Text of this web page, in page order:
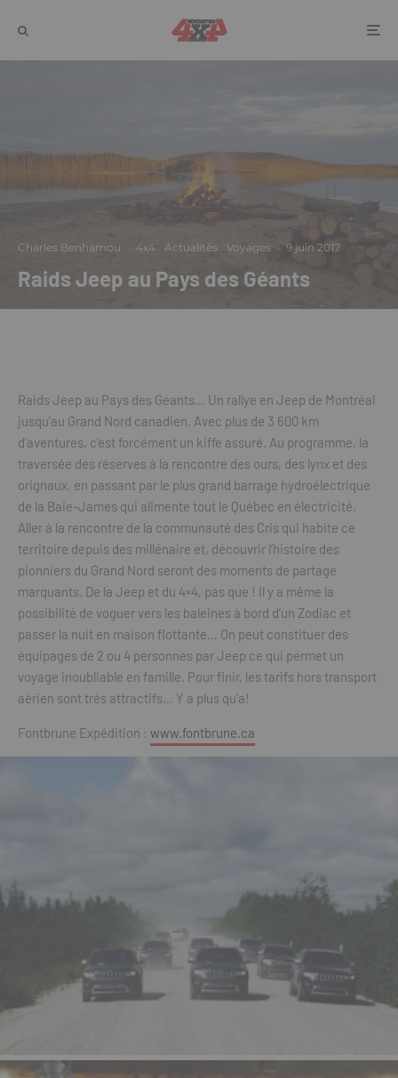
Charles Benhamou · 4x4 Actualités Voyages · 9 juin 2017
Raids Jeep au Pays des Géants
Raids Jeep au Pays des Géants… Un rallye en Jeep de Montréal
jusqu’au Grand Nord canadien. Avec plus de 3 600 km
d’aventures, c’est forcément un kiffe assuré. Au programme, la
traversée des réserves à la rencontre des ours, des lynx et des
orignaux, en passant par le plus grand barrage hydroélectrique
de la Baie-James qui alimente tout le Québec en électricité.
Aller à la rencontre de la communauté des Cris qui habite ce
territoire depuis des millénaire et, découvrir l’histoire des
pionniers du Grand Nord seront des moments de partage
marquants. De la Jeep et du 4×4, pas que ! Il y a même la
possibilité de voguer vers les baleines à bord d’un Zodiac et
passer la nuit en maison flottante… On peut constituer des
équipages de 2 ou 4 personnes par Jeep ce qui permet un
voyage inoubliable en famille. Pour finir, les tarifs hors transport
aérien sont très attractifs… Y a plus qu’a!
Fontbrune Expédition : www.fontbrune.ca